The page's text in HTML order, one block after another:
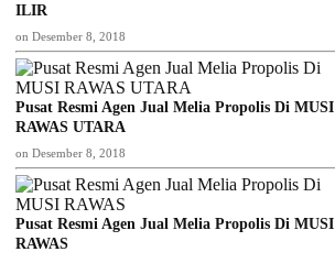
ILIR
on Desember 8, 2018
Pusat Resmi Agen Jual Melia Propolis Di MUSI
RAWAS UTARA
on Desember 8, 2018
Pusat Resmi Agen Jual Melia Propolis Di MUSI
RAWAS